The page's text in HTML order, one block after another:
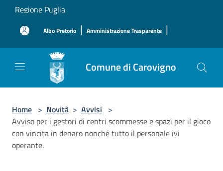
Salta al contenuto principale
Regione Puglia
Albo Pretorio | Amministrazione Trasparente |
Comune di Carovigno
Home > Novità > Avvisi >
Avviso per i gestori di centri scommesse e spazi per il gioco
con vincita in denaro nonché tutto il personale ivi
operante.